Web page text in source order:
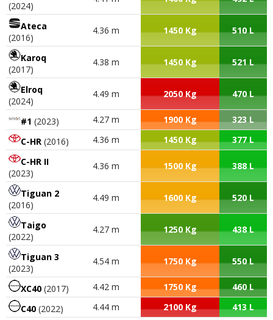
(2024)
Ateca
(2016)
4.36 m 1450 Kg 510 L
Karoq
(2017)
4.38 m 1450 Kg 521 L
Elroq
(2024)
4.49 m 2050 Kg 470 L
#1 (2023) 4.27 m 1900 Kg
323 L
C-HR (2016) 4.36 m 1450 Kg
377 L
C-HR II
(2023)
4.36 m 1500 Kg 388 L
Tiguan 2
(2016)
4.49 m 1600 Kg 520 L
Taigo
(2022)
4.27 m 1250 Kg 438 L
Tiguan 3
(2023)
4.54 m 1750 Kg 550 L
XC40 (2017) 4.42 m 1750 Kg
460 L
C40 (2022) 4.44 m 2100 Kg 413 L